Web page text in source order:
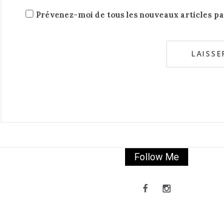
Prévenez-moi de tous les nouveaux articles
Follow Me